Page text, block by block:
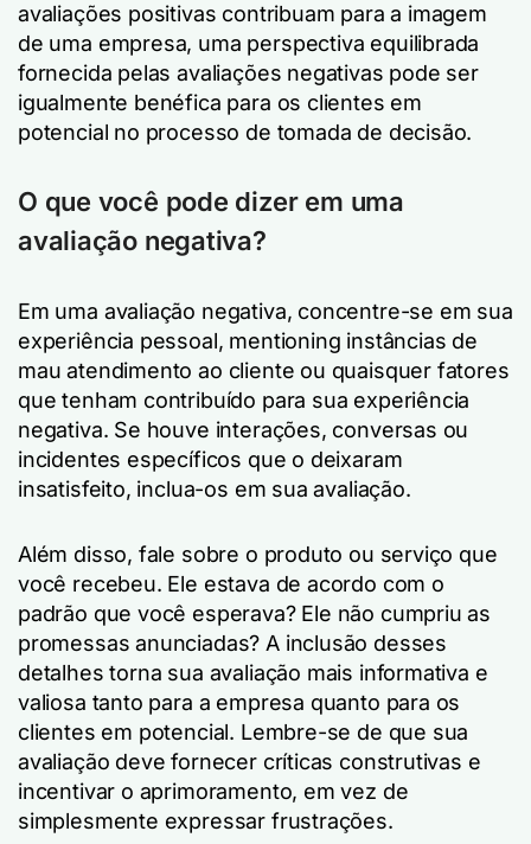
avaliações positivas contribuam para a imagem
de uma empresa, uma perspectiva equilibrada
fornecida pelas avaliações negativas pode ser
igualmente benéfica para os clientes em
potencial no processo de tomada de decisão.
O que você pode dizer em uma
avaliação negativa?
Em uma avaliação negativa, concentre-se em sua
experiência pessoal, mentioning instâncias de
mau atendimento ao cliente ou quaisquer fatores
que tenham contribuído para sua experiência
negativa. Se houve interações, conversas ou
incidentes específicos que o deixaram
insatisfeito, inclua-os em sua avaliação.
Além disso, fale sobre o produto ou serviço que
você recebeu. Ele estava de acordo com o
padrão que você esperava? Ele não cumpriu as
promessas anunciadas? A inclusão desses
detalhes torna sua avaliação mais informativa e
valiosa tanto para a empresa quanto para os
clientes em potencial. Lembre-se de que sua
avaliação deve fornecer críticas construtivas e
incentivar o aprimoramento, em vez de
simplesmente expressar frustrações.